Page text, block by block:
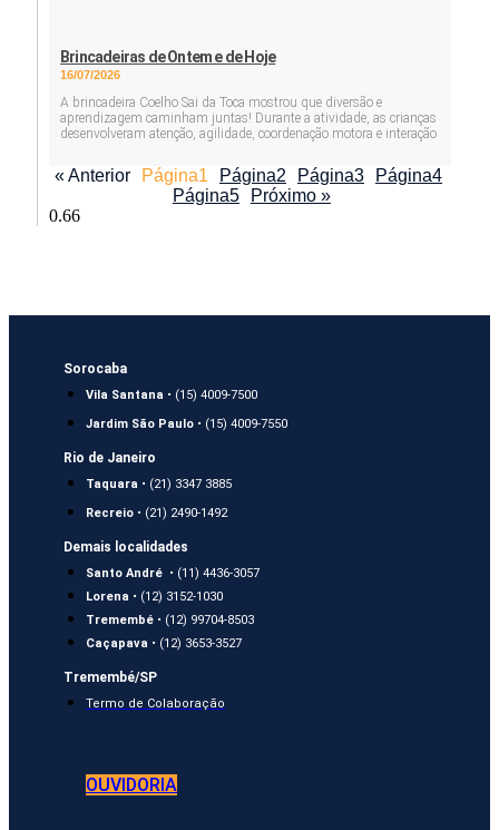
Brincadeiras de Ontem e de Hoje
16/07/2026
A brincadeira Coelho Sai da Toca mostrou que diversão e
aprendizagem caminham juntas! Durante a atividade, as crianças
desenvolveram atenção, agilidade, coordenação motora e interação
« Anterior Página1 Página2 Página3 Página4
Página5 Próximo »
Sorocaba
Vila Santana • (15) 4009-7500
Jardim São Paulo • (15) 4009-7550
Rio de Janeiro
Taquara • (21) 3347 3885
Recreio • (21) 2490-1492
Demais localidades
Santo André • (11) 4436-3057
Lorena • (12) 3152-1030
Tremembé • (12) 99704-8503
Caçapava • (12) 3653-3527
Tremembé/SP
Termo de Colaboração
OUVIDORIA